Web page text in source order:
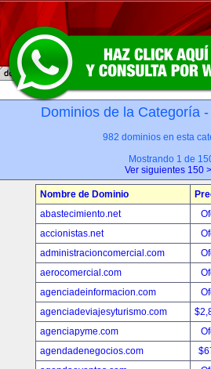
Dominios de la Categoría -
982 dominios en esta
Mostrando 1 de
Ver siguientes 150
Nombre de Dominio
abastecimiento.net
accionistas.net
administracioncomercial.com
aerocomercial.com
agenciadeinformacion.com
agenciadeviajesyturismo.com
agenciapyme.com
agendadenegocios.com